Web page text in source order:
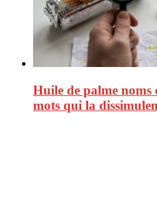
Huile de palme noms
mots qui la